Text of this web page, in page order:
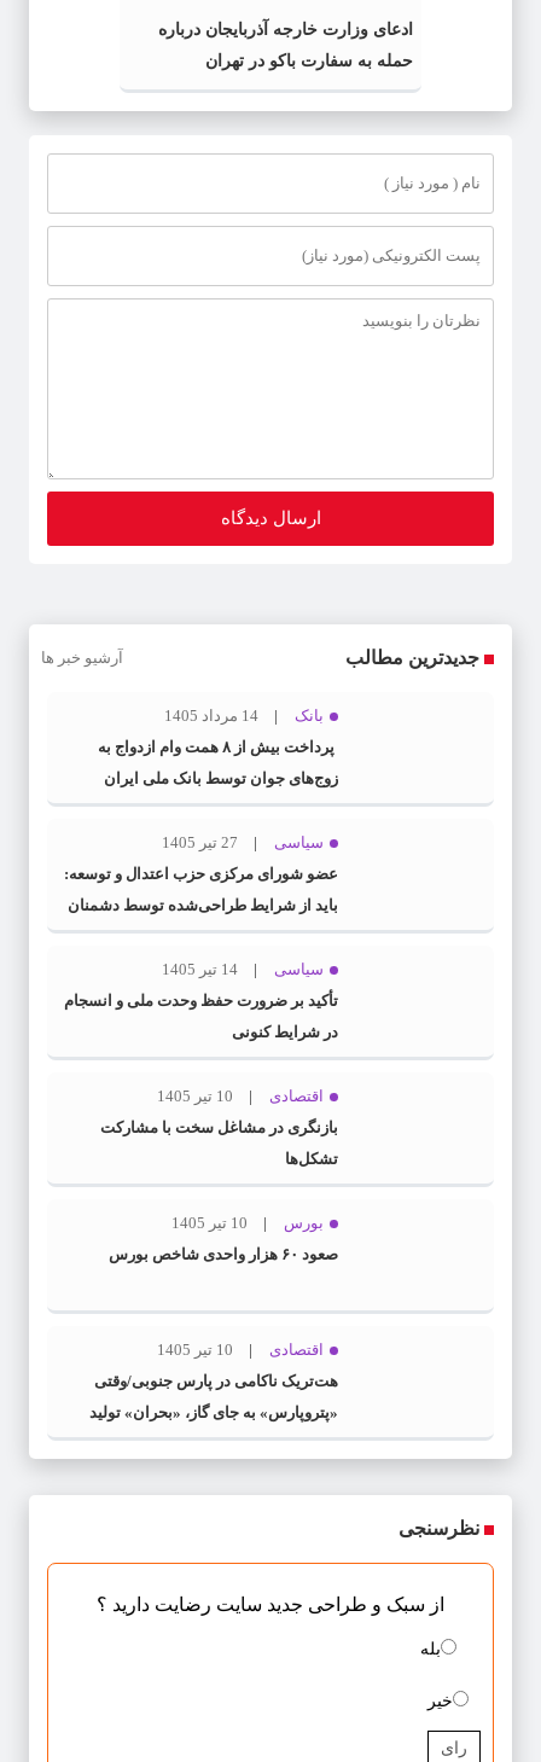
ادعای وزارت خارجه آذربایجان درباره
حمله به سفارت باکو در تهران
جدیدترین مطالب آرشیو خبر ها
بانک
14 مرداد 1405
پرداخت بیش از ۸ همت وام ازدواج به
زوج‌های جوان توسط بانک ملی ایران
سیاسی
27 تیر 1405
عضو شورای مرکزی حزب اعتدال و توسعه:
باید از شرایط طراحی‌شده توسط دشمنان
عبور کنیم
سیاسی
14 تیر 1405
تأکید بر ضرورت حفظ وحدت ملی و انسجام
در شرایط کنونی
اقتصادی
10 تیر 1405
بازنگری در مشاغل سخت با مشارکت
تشکل‌ها
بورس
10 تیر 1405
صعود ۶۰ هزار واحدی شاخص بورس
اقتصادی
10 تیر 1405
هت‌تریک ناکامی در پارس جنوبی/وقتی
«پتروپارس» به جای گاز، «بحران» تولید
می‌کند
نظرسنجی
از سبک و طراحی جدید سایت رضایت دارید ؟
بله
خیر
رای